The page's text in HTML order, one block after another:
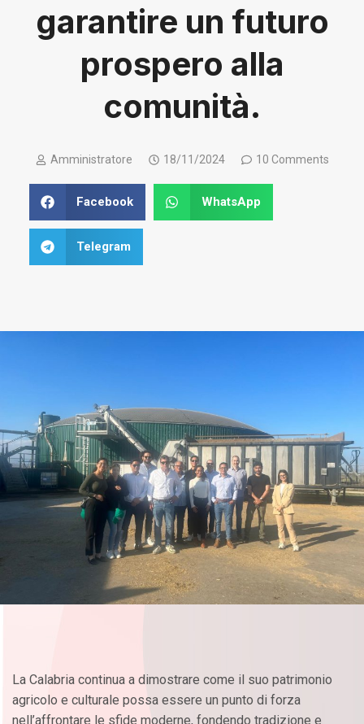
garantire un futuro
prospero alla
comunità.
Amministratore 18/11/2024 10 Comments
Facebook WhatsApp
Telegram
La Calabria continua a dimostrare come il suo patrimonio
agricolo e culturale possa essere un punto di forza
nell’affrontare le sfide moderne, fondendo tradizione e